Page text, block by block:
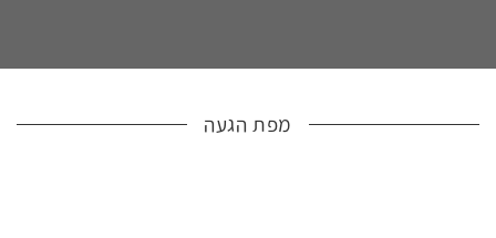
מפת הגעה